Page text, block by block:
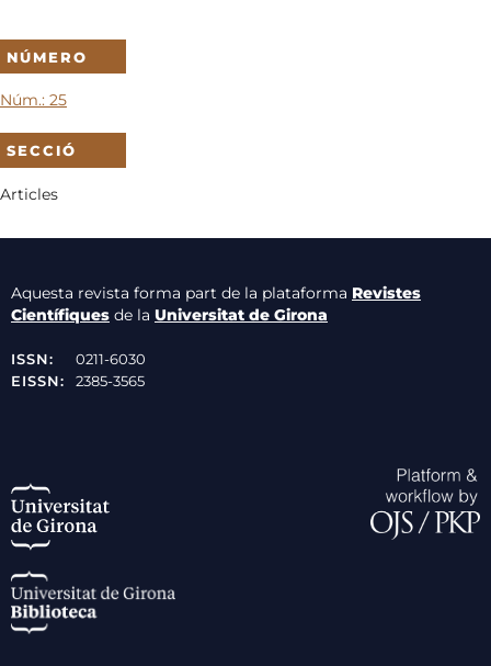
NÚMERO
Núm.: 25
SECCIÓ
Articles
Aquesta revista forma part de la plataforma Revistes
Científiquesde la Universitat de Girona
ISSN:
0211-6030
EISSN:
2385-3565